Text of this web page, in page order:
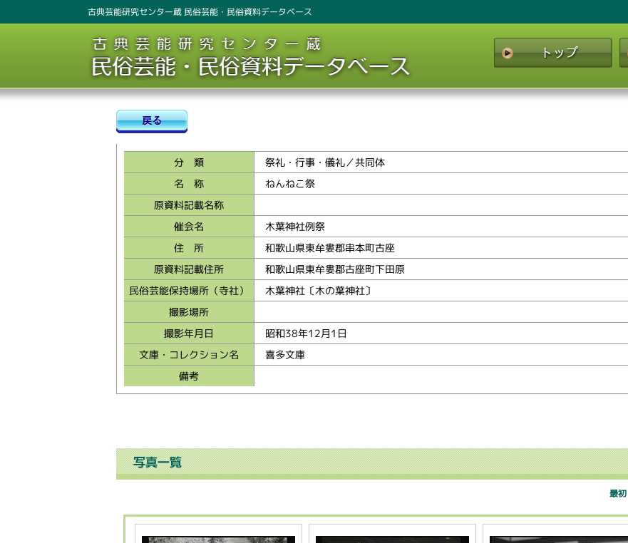
古典芸能研究センター蔵 民俗芸能・民俗資料データベース
分 類
祭礼・行事・儀礼／共同体
名 称
ねんねこ祭
原資料記載名称
催会名
木葉神社例祭
住 所
和歌山県東牟婁郡串本町古座
原資料記載住所
和歌山県東牟婁郡古座町下田原
民俗芸能保持場所（寺社）
木葉神社〔木の葉神社〕
撮影場所
撮影年月日
昭和38年12月1日
文庫・コレクション名
喜多文庫
備考
最初